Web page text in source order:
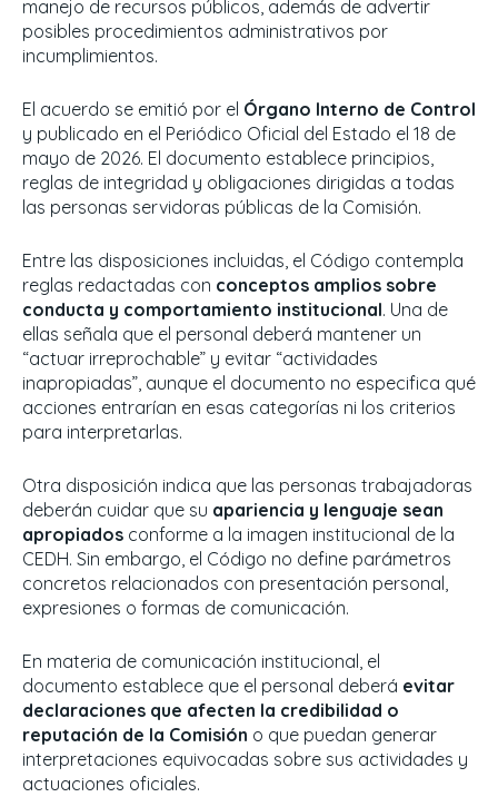
manejo de recursos públicos, además de advertir
posibles procedimientos administrativos por
incumplimientos.
El acuerdo se emitió por el Órgano Interno de Control
y publicado en el Periódico Oficial del Estado el 18 de
mayo de 2026. El documento establece principios,
reglas de integridad y obligaciones dirigidas a todas
las personas servidoras públicas de la Comisión.
Entre las disposiciones incluidas, el Código contempla
reglas redactadas con conceptos amplios sobre
conducta y comportamiento institucional. Una de
ellas señala que el personal deberá mantener un
“actuar irreprochable” y evitar “actividades
inapropiadas”, aunque el documento no especifica qué
acciones entrarían en esas categorías ni los criterios
para interpretarlas.
Otra disposición indica que las personas trabajadoras
deberán cuidar que su apariencia y lenguaje sean
apropiados conforme a la imagen institucional de la
CEDH. Sin embargo, el Código no define parámetros
concretos relacionados con presentación personal,
expresiones o formas de comunicación.
En materia de comunicación institucional, el
documento establece que el personal deberá evitar
declaraciones que afecten la credibilidad o
reputación de la Comisión o que puedan generar
interpretaciones equivocadas sobre sus actividades y
actuaciones oficiales.